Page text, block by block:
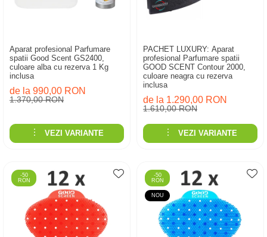
Aparat profesional Parfumare
spatii Good Scent GS2400,
culoare alba cu rezerva 1 Kg
inclusa
1.370,00 RON
de la 990,00 RON
VEZI VARIANTE
PACHET LUXURY: Aparat
profesional Parfumare spatii
GOOD SCENT Contour 2000,
culoare neagra cu rezerva
inclusa
1.610,00 RON
de la 1.290,00 RON
VEZI VARIANTE
-50
RON
-50
RON
NOU